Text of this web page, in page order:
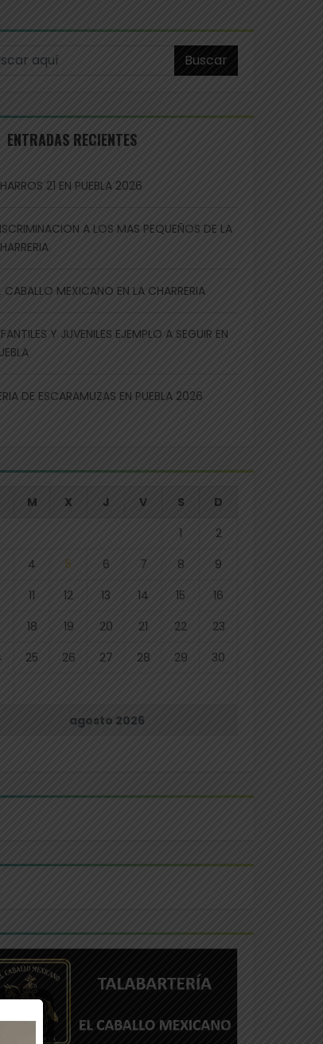
Buscar
ENTRADAS RECIENTES
21 EN PUEBLA 2026
A LOS MAS PEQUEÑOS DE LA
CABALLO MEXICANO EN LA CHARRERIA
Y JUVENILES EJEMPLO A SEGUIR EN
DE ESCARAMUZAS EN PUEBLA 2026
agosto 2026
M X J V S
D
1
2
4 5 6 7 8
9
11 12 13 14 15
16
18 19 20 21 22
23
25 26 27 28 29
30